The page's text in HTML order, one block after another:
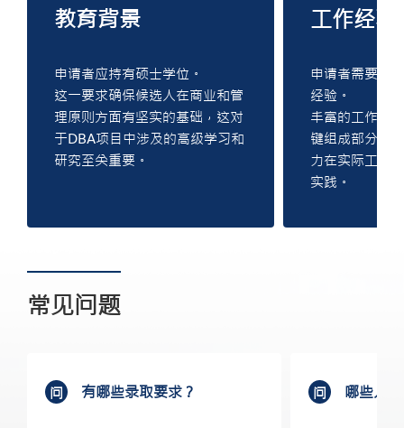
教育背景
申请者应持有硕士学位。
这一要求确保候选人在商业和管
理原则方面有坚实的基础，这对
于DBA项目中涉及的高级学习和
研究至关重要。
工作经验
申请者需要至
经验。
丰富的工作经
键组成部分，
力在实际工作
实践。
常见问题
有哪些录取要求？ 哪些人